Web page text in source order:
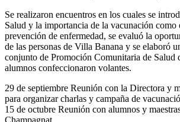
Se realizaron encuentros en los cuales se
Salud y la importancia de la vacunación como
prevención de enfermedad, se evaluó la
de las personas de Villa Banana y se elaboró
conjunto de Promoción Comunitaria de Salud
alumnos confeccionaron volantes.
29 de septiembre Reunión con la Directora y
para organizar charlas y campaña de
15 de octubre Reunión con alumnos y
Champagnat